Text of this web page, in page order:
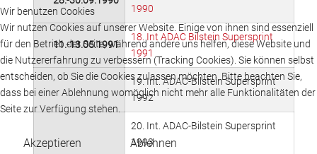
1990
11.-13.05.1991
18. Int ADAC Bilstein Supersprint
1991
19. Int. ADAC-Bilstein Supersprint
1992
20. Int. ADAC-Bilstein Supersprint
1993
Wir benutzen Cookies
Wir nutzen Cookies auf unserer Website. Einige von ihnen sind essenziell
für den Betrieb der Seite, während andere uns helfen, diese Website und
die Nutzererfahrung zu verbessern (Tracking Cookies). Sie können selbst
entscheiden, ob Sie die Cookies zulassen möchten. Bitte beachten Sie,
dass bei einer Ablehnung womöglich nicht mehr alle Funktionalitäten der
Seite zur Verfügung stehen.
Akzeptieren Ablehnen